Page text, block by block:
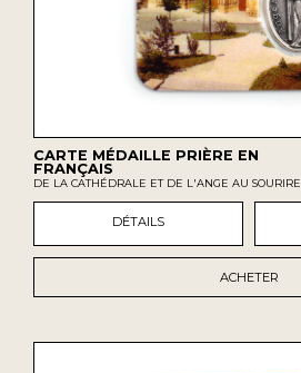
CARTE MÉDAILLE PRIÈRE EN
FRANÇAIS
DE LA CATHÉDRALE ET DE L'ANGE AU SOURIRE
DÉTAILS
ACHETER